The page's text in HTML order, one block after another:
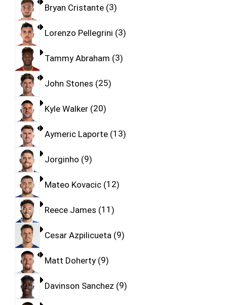
Bryan Cristante 3
Lorenzo Pellegrini 3
Tammy Abraham 3
John Stones 25
Kyle Walker 20
Aymeric Laporte 13
Jorginho 9
Mateo Kovacic 12
Reece James 11
Cesar Azpilicueta 9
Matt Doherty 9
Davinson Sanchez 9